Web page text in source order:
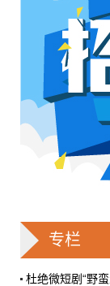
AI短剧赢
2026年一季
其中AI短剧
剧？只剩几
了多少流量？
6月28日
戛纳一句
高定，而是一
6月28日
专栏
杜绝微短剧“野